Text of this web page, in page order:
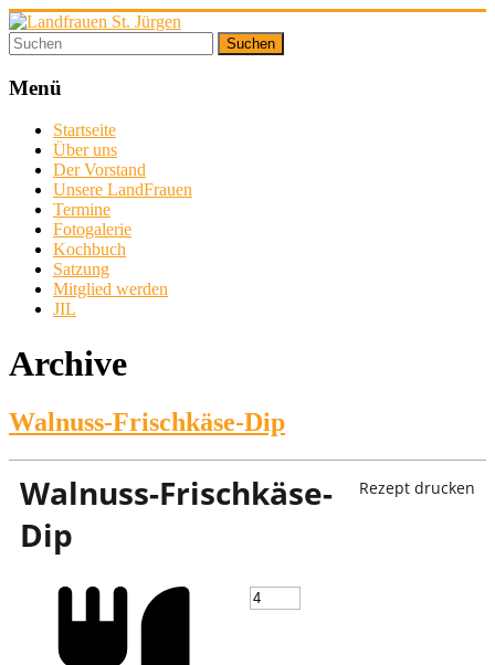
Zum
Inhalt
springen
Landfrauen
St.
Starke
Frauen
eine
starke
Gesellschaft
Menü
Startseite
Über uns
Der Vorstand
Unsere LandFrauen
Termine
Fotogalerie
Kochbuch
Satzung
Mitglied werden
JIL
Archive
Walnuss-Frischkäse-Dip
Rezept drucken
Walnuss-Frischkäse-
Dip